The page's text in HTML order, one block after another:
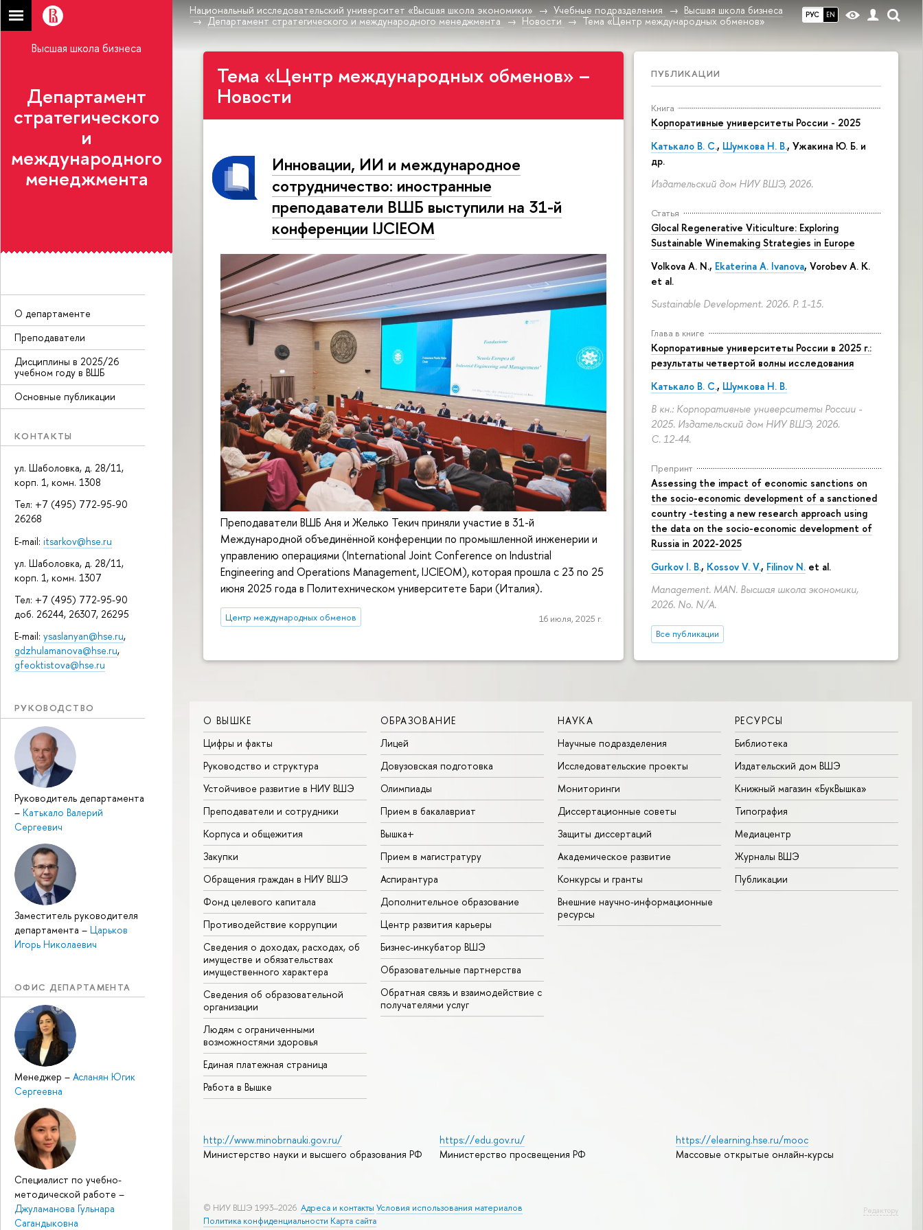
РУС EN
Национальный исследовательский университет «Высшая школа экономики» Учебные подразделения
Высшая школа бизнеса
Департамент стратегического и международного менеджмента
Новости Тема «Центр международных обменов»
Высшая школа бизнеса
Департамент
стратегического
и
международного
менеджмента
О департаменте
Преподаватели
Дисциплины в 2025/26
учебном году в ВШБ
Основные публикации
КОНТАКТЫ
ул. Шаболовка, д. 28/11,
корп. 1, комн. 1308
Тел: +7 (495) 772-95-90
26268
E-mail: itsarkov@hse.ru
ул. Шаболовка, д. 28/11,
корп. 1, комн. 1307
Тел: +7 (495) 772-95-90
доб. 26244, 26307, 26295
E-mail: ysaslanyan@hse.ru,
gdzhulamanova@hse.ru,
gfeoktistova@hse.ru
РУКОВОДСТВО
Руководитель департамента
– Катькало Валерий
Сергеевич
Заместитель руководителя
департамента – Царьков
Игорь Николаевич
ОФИС ДЕПАРТАМЕНТА
Менеджер – Асланян Югик
Сергеевна
Специалист по учебно-
методической работе –
Джуламанова Гульнара
Сагандыковна
ПУБЛИКАЦИИ
Книга
Корпоративные университеты России - 2025
Катькало В. С., Шумкова Н. В., Ужакина Ю. Б. и
др.
Издательский дом НИУ ВШЭ, 2026.
Статья
Glocal Regenerative Viticulture: Exploring
Sustainable Winemaking Strategies in Europe
Volkova A. N., Ekaterina A. Ivanova, Vorobev A. K.
et al.
Sustainable Development. 2026. P. 1-15.
Глава в книге
Корпоративные университеты России в 2025 г.:
результаты четвертой волны исследования
Катькало В. С., Шумкова Н. В.
В кн.: Корпоративные университеты России -
2025. Издательский дом НИУ ВШЭ, 2026.
С. 12-44.
Препринт
Assessing the impact of economic sanctions on
the socio-economic development of a sanctioned
country -testing a new research approach using
the data on the socio-economic development of
Russia in 2022-2025
Gurkov I. B., Kossov V. V., Filinov N. et al.
Management. MAN. Высшая школа экономики,
2026. No. N/A.
Все публикации
Тема «Центр международных обменов» –
Новости
Инновации, ИИ и международное
сотрудничество: иностранные
преподаватели ВШБ выступили на 31-й
конференции IJCIEOM
Преподаватели ВШБ Аня и Желько Текич приняли участие в 31-й
Международной объединённой конференции по промышленной инженерии и
управлению операциями (International Joint Conference on Industrial
Engineering and Operations Management, IJCIEOM), которая прошла с 23 по 25
июня 2025 года в Политехническом университете Бари (Италия).
Центр международных обменов 16 июля, 2025 г.
О ВЫШКЕ
Цифры и факты
Руководство и структура
Устойчивое развитие в НИУ ВШЭ
Преподаватели и сотрудники
Корпуса и общежития
Закупки
Обращения граждан в НИУ ВШЭ
Фонд целевого капитала
Противодействие коррупции
Сведения о доходах, расходах, об
имуществе и обязательствах
имущественного характера
Сведения об образовательной
организации
Людям с ограниченными
возможностями здоровья
Единая платежная страница
Работа в Вышке
ОБРАЗОВАНИЕ
Лицей
Довузовская подготовка
Олимпиады
Прием в бакалавриат
Вышка+
Прием в магистратуру
Аспирантура
Дополнительное образование
Центр развития карьеры
Бизнес-инкубатор ВШЭ
Образовательные партнерства
Обратная связь и взаимодействие с
получателями услуг
НАУКА
Научные подразделения
Исследовательские проекты
Мониторинги
Диссертационные советы
Защиты диссертаций
Академическое развитие
Конкурсы и гранты
Внешние научно-информационные
ресурсы
РЕСУРСЫ
Библиотека
Издательский дом ВШЭ
Книжный магазин «БукВышка»
Типография
Медиацентр
Журналы ВШЭ
Публикации
http://www.minobrnauki.gov.ru/
Министерство науки и высшего образования РФ
https://edu.gov.ru/
Министерство просвещения РФ
https://elearning.hse.ru/mooc
Массовые открытые онлайн-курсы
© НИУ ВШЭ 1993–2026 Адреса и контакты Условия использования материалов
Политика конфиденциальности Карта сайта
Редактору